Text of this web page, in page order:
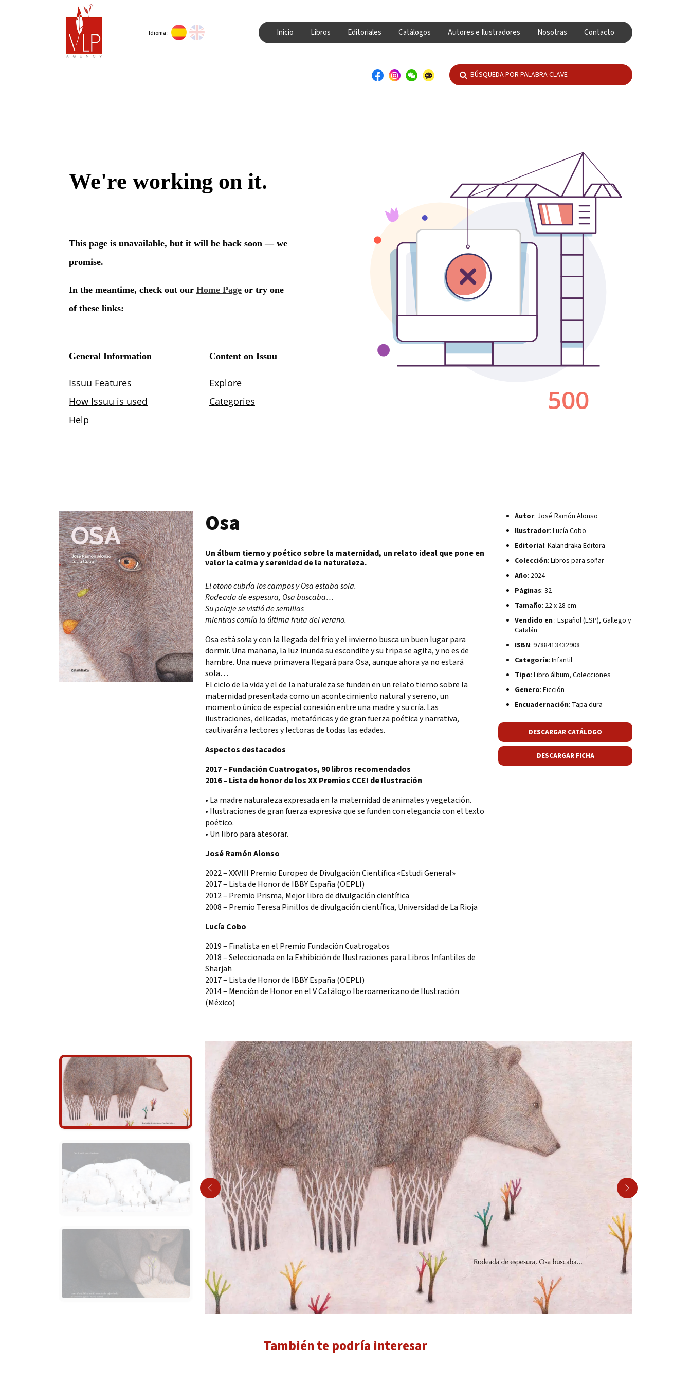
Idioma : Inicio Libros Editoriales Catálogos Autores e Ilustradores Nosotras Contacto
Osa
Un álbum tierno y poético sobre la maternidad, un relato ideal que pone en
valor la calma y serenidad de la naturaleza.
El otoño cubría los campos y Osa estaba sola.
Rodeada de espesura, Osa buscaba…
Su pelaje se vistió de semillas
mientras comía la última fruta del verano.
Osa está sola y con la llegada del frío y el invierno busca un buen lugar para
dormir. Una mañana, la luz inunda su escondite y su tripa se agita, y no es de
hambre. Una nueva primavera llegará para Osa, aunque ahora ya no estará
sola…
El ciclo de la vida y el de la naturaleza se funden en un relato tierno sobre la
maternidad presentada como un acontecimiento natural y sereno, un
momento único de especial conexión entre una madre y su cría. Las
ilustraciones, delicadas, metafóricas y de gran fuerza poética y narrativa,
cautivarán a lectores y lectoras de todas las edades.
Aspectos destacados
2017 – Fundación Cuatrogatos, 90 libros recomendados
2016 – Lista de honor de los XX Premios CCEI de Ilustración
• La madre naturaleza expresada en la maternidad de animales y vegetación.
• Ilustraciones de gran fuerza expresiva que se funden con elegancia con el texto
poético.
• Un libro para atesorar.
José Ramón Alonso
2022 – XXVIII Premio Europeo de Divulgación Científica «Estudi General»
2017 – Lista de Honor de IBBY España (OEPLI)
2012 – Premio Prisma, Mejor libro de divulgación científica
2008 – Premio Teresa Pinillos de divulgación científica, Universidad de La Rioja
Lucía Cobo
2019 – Finalista en el Premio Fundación Cuatrogatos
2018 – Seleccionada en la Exhibición de Ilustraciones para Libros Infantiles de
Sharjah
2017 – Lista de Honor de IBBY España (OEPLI)
2014 – Mención de Honor en el V Catálogo Iberoamericano de Ilustración
(México)
Autor: José Ramón Alonso
Ilustrador: Lucía Cobo
Editorial: Kalandraka Editora
Colección: Libros para soñar
Año: 2024
Páginas: 32
Tamaño: 22 x 28 cm
Vendido en : Español (ESP), Gallego y
Catalán
ISBN: 9788413432908
Categoría: Infantil
Tipo: Libro álbum, Colecciones
Genero: Ficción
Encuadernación: Tapa dura
DESCARGAR CATÁLOGO
DESCARGAR FICHA
También te podría interesar